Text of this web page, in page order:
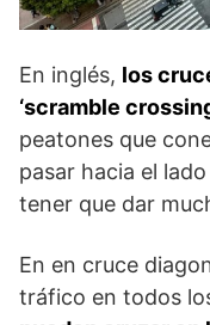
En inglés, los
‘scramble
peatones que
pasar hacia el
tener que dar
En en cruce
tráfico en todos